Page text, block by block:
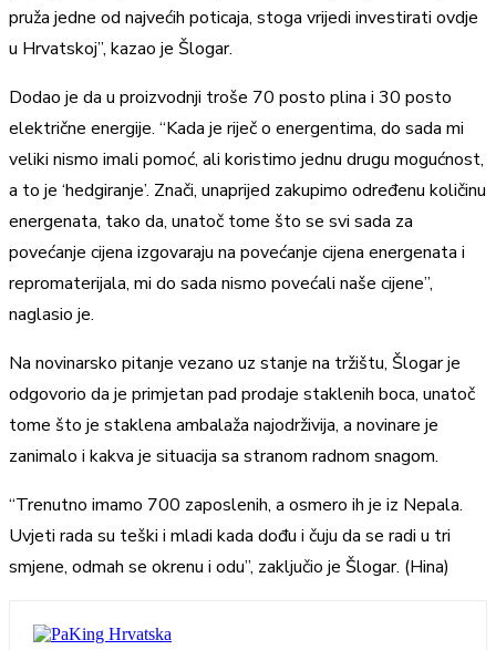
pruža jedne od najvećih poticaja, stoga vrijedi investirati ovdje
u Hrvatskoj”, kazao je Šlogar.
Dodao je da u proizvodnji troše 70 posto plina i 30 posto
električne energije. “Kada je riječ o energentima, do sada mi
veliki nismo imali pomoć, ali koristimo jednu drugu mogućnost,
a to je ‘hedgiranje’. Znači, unaprijed zakupimo određenu količinu
energenata, tako da, unatoč tome što se svi sada za
povećanje cijena izgovaraju na povećanje cijena energenata i
repromaterijala, mi do sada nismo povećali naše cijene”,
naglasio je.
Na novinarsko pitanje vezano uz stanje na tržištu, Šlogar je
odgovorio da je primjetan pad prodaje staklenih boca, unatoč
tome što je staklena ambalaža najodrživija, a novinare je
zanimalo i kakva je situacija sa stranom radnom snagom.
“Trenutno imamo 700 zaposlenih, a osmero ih je iz Nepala.
Uvjeti rada su teški i mladi kada dođu i čuju da se radi u tri
smjene, odmah se okrenu i odu”, zaključio je Šlogar. (Hina)